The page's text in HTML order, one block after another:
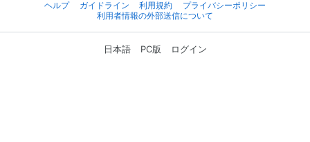
ヘルプ
ガイドライン 利用規約
プライバシーポリシー
利用者情報の外部送信について
日本語 PC版 ログイン